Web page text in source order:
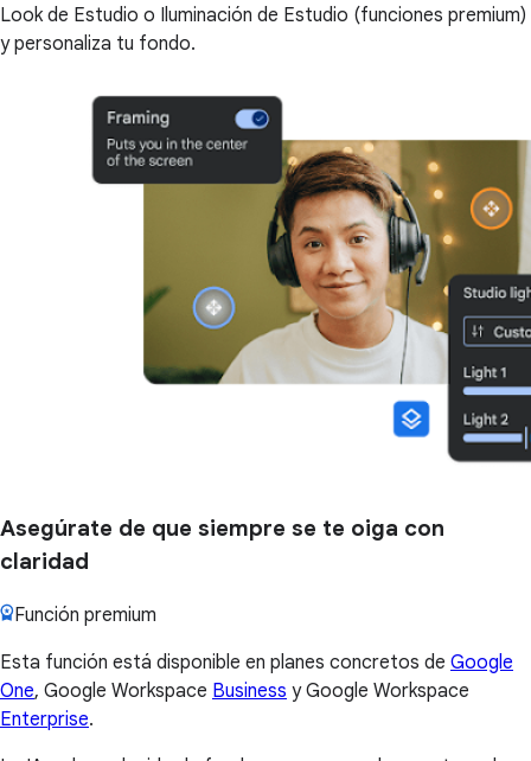
Look de Estudio o Iluminación de Estudio (funciones premium)
y personaliza tu fondo.
Asegúrate de que siempre se te oiga con
claridad
Función premium
Esta función está disponible en planes concretos de Google
One, Google Workspace Business y Google Workspace
Enterprise.